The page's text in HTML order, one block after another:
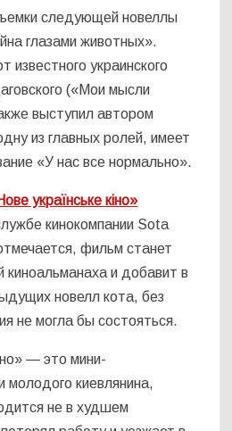
следующей новеллы
глазами животных».
известного украинского
(«Мои мысли
выступил автором
из главных ролей, имеет
«У нас все нормально».
українське кіно»
кинокомпании Sota
фильм станет
киноальманаха и добавит в
новелл кота, без
не могла бы состояться.
— это мини-
молодого киевлянина,
не в худшем